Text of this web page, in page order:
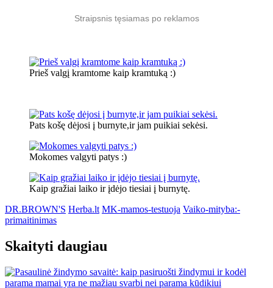
Straipsnis tęsiamas po reklamos
Prieš valgį kramtome kaip kramtuką :)
Pats košę dėjosi į burnyte,ir jam puikiai sekėsi.
Mokomes valgyti patys :)
Kaip gražiai laiko ir įdėjo tiesiai į burnytę.
DR.BROWN'S Herba.lt MK-mamos-testuoja Vaiko-mityba:-
primaitinimas
Skaityti daugiau